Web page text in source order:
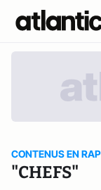
CONTENUS EN
"CHEFS"